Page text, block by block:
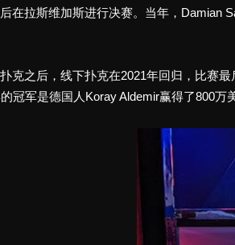
在拉斯维加斯进行决赛。当年，Damian
克之后，线下扑克在2021年回归，比赛
冠军是德国人Koray Aldemir赢得了800万